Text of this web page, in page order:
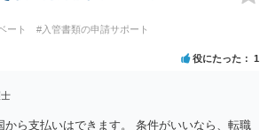
ート
#入管書類の申請サポート
役にたった 1
から支払いはできます。 条件がいいなら、転職